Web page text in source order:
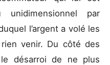
par
l’argent a volé les
venir. Du côté des
désarroi de ne plus